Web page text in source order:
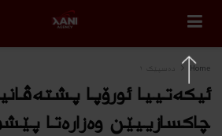
Home دەسپێک ١
ئیكه‌تییا ئورۆپا
چاكسازییێن وه‌زاره‌تا